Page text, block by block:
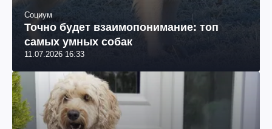
Социум
Точно будет взаимопонимание: топ
самых умных собак
11.07.2026 16:33